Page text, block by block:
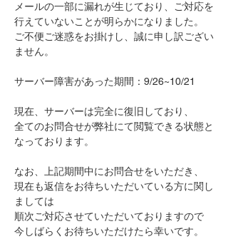
メールの一部に漏れが生じており、ご対応を
行えていないことが明らかになりました。
ご不便ご迷惑をお掛けし、誠に申し訳ござい
ません。
サーバー障害があった期間：9/26~10/21
現在、サーバーは完全に復旧しており、
全てのお問合せが弊社にて閲覧できる状態と
なっております。
なお、上記期間中にお問合せをいただき、
現在も返信をお待ちいただいている方に関し
ましては
順次ご対応させていただいておりますので
今しばらくお待ちいただけたら幸いです。